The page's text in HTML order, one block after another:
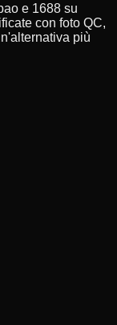
e 1688 su
con foto QC,
più